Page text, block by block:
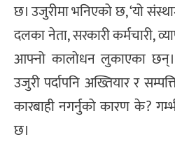
छ। उजुरीमा भनिएको छ, ‘यो
दलका नेता, सरकारी कर्मचारी,
आफ्नो कालोधन लुकाएका
उजुरी पर्दापनि अख्तियार र
कारबाही नगर्नुको कारण के?
छ।